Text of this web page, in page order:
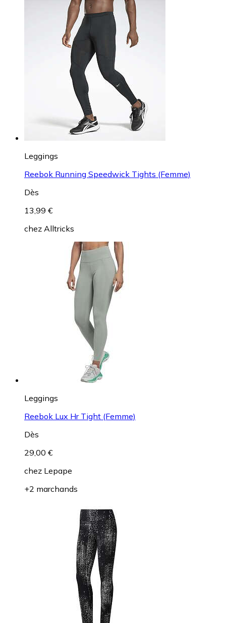
Leggings
Reebok Running Speedwick Tights (Femme)
Dès
13,99 €
chez Alltricks
Leggings
Reebok Lux Hr Tight (Femme)
Dès
29,00 €
chez Lepape
+2 marchands